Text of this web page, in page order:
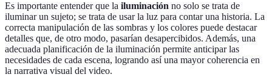
Es importante entender que la iluminación no solo se trata de
iluminar un sujeto; se trata de usar la luz para contar una historia. La
correcta manipulación de las sombras y los colores puede destacar
detalles que, de otro modo, pasarían desapercibidos. Además, una
adecuada planificación de la iluminación permite anticipar las
necesidades de cada escena, logrando así una mayor coherencia en
la narrativa visual del video.